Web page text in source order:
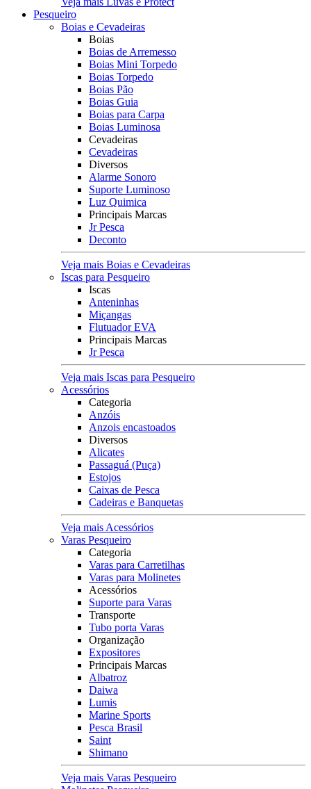
Pesqueiro
Boias e Cevadeiras
Boias
Boias de Arremesso
Boias Mini Torpedo
Boias Torpedo
Boias Pão
Boias Guia
Boias para Carpa
Boias Luminosa
Cevadeiras
Cevadeiras
Diversos
Alarme Sonoro
Suporte Luminoso
Luz Quimica
Principais Marcas
Jr Pesca
Deconto
Veja mais Boias e Cevadeiras
Iscas para Pesqueiro
Iscas
Anteninhas
Miçangas
Flutuador EVA
Principais Marcas
Jr Pesca
Veja mais Iscas para Pesqueiro
Acessórios
Categoria
Anzóis
Anzois encastoados
Diversos
Alicates
Passaguá (Puça)
Estojos
Caixas de Pesca
Cadeiras e Banquetas
Veja mais Acessórios
Varas Pesqueiro
Categoria
Varas para Carretilhas
Varas para Molinetes
Acessórios
Suporte para Varas
Transporte
Tubo porta Varas
Organização
Expositores
Principais Marcas
Albatroz
Daiwa
Lumis
Marine Sports
Pesca Brasil
Saint
Shimano
Veja mais Varas Pesqueiro